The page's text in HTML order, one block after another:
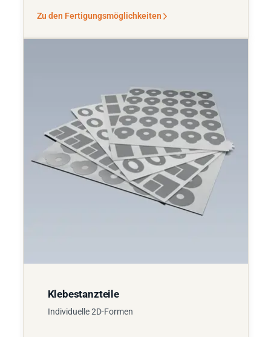
Zu den Fertigungsmöglichkeiten
Klebestanzteile
Individuelle 2D-Formen